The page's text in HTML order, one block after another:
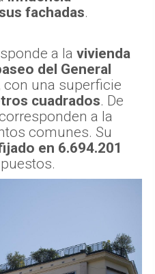
fachadas.
a la vivienda
del General
con una superficie
cuadrados. De
a la
comunes. Su
en 6.694.201